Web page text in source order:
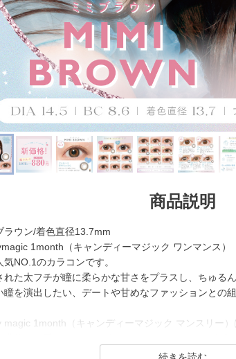
商品説明
ラウン/着色直径13.7mm
1month（キャンディーマジック ワンマンス
気NO.1のカラコンです。
れた太フチが瞳に柔らかな甘さをプラスし、ちゅる
瞳を演出したい、デートや甘めなファッションとの
magic 1month（キャンディーマジック マンスリー）